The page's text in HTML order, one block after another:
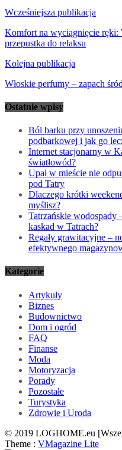
Wcześniejsza publikacja
Komfort na wyciągnięcie
przepustka do relaksu
Kolejna publikacja
Włoskie perfumy – zapach
Ostatnie wpisy
Ból barku przy
podbarkowej i jak go
Internet stacjonarny w
światłowód?
Upał w mieście nie
pod Tatry
Dlaczego krótki
myślisz?
Tatrzańskie wodospady
kaskad w Tatrach?
Regały grawitacyjne –
efektywnego
Kategorie
Artykuły
Biznes
Budownictwo
Dom i ogród
FAQ
Finanse
Moda
Motoryzacja
Porady
Pozostałe
Turystyka
Zdrowie i Uroda
© 2019 LOGHOME.eu
Theme : VMagazine Lite